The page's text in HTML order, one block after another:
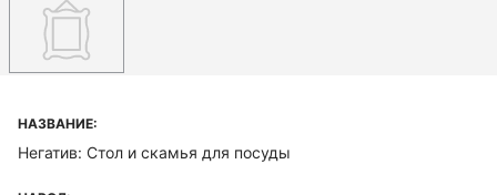
НАЗВАНИЕ:
Негатив: Стол и скамья для посуды